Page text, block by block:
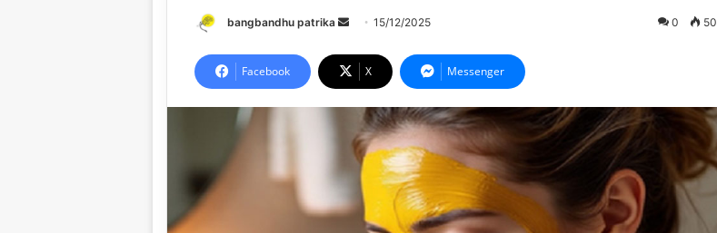
bangbandhu patrika
Send
email
15/12/2025 0 50
Facebook X Messenger